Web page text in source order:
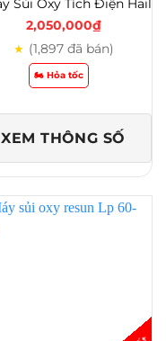
2,050,000₫
★ (1,897 đã bán)
🏍️ Hỏa tốc
XEM THÔNG SỐ